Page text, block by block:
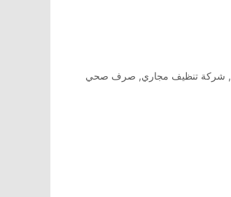
, شركة تنظيف مجاري, صرف صحي